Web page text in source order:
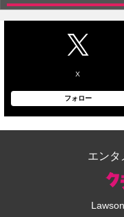
X
フォロー
エンタ